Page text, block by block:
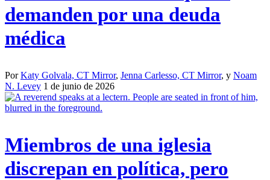
demanden por una deuda
médica
PorKaty Golvala, CT Mirror, Jenna Carlesso, CT Mirror, y Noam
N. Levey 1 de junio de 2026
Miembros de una iglesia
discrepan en política, pero